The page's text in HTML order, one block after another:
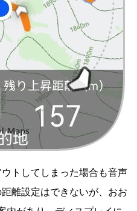
トしてしまった場合も音声
離設定はできないが、おお